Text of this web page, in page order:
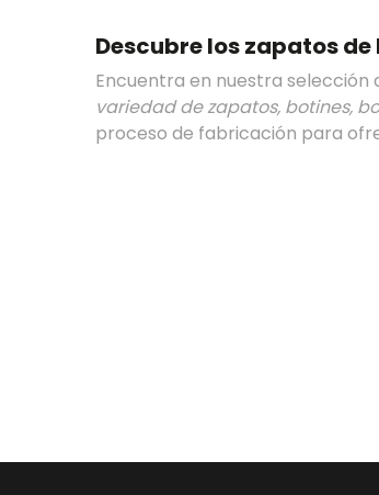
Descubre los zapatos de
Encuentra en nuestra selección
variedad de zapatos, botines,
proceso de fabricación para